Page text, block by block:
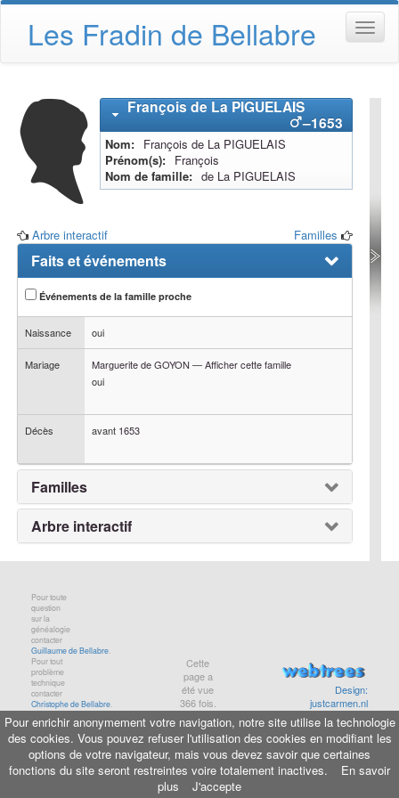
Les Fradin de Bellabre
Françoisde La PIGUELAIS
–1653
Nom Françoisde La PIGUELAIS
Prénom(s)
François
Nom de famille
de La PIGUELAIS
Arbre interactif Familles
Faits et événements
Événements de la famille proche
Naissance oui
Mariage Margueritede GOYON—Afficher cette famille
oui
Décès avant 1653
Familles
Arbre interactif
Pour toute
question
sur la
généalogie
contacter
Guillaume de Bellabre.
Pour tout
problème
technique
contacter
Christophe de Bellabre.
Cette
page a
été vue
366fois.
Design:
justcarmen.nl
Informations légales-Aide-Maison de Baglion
© copyrightbellabre.com, 2001-2026
Pour enrichir anonymement votre navigation, notre site utilise la technologie
des cookies. Vous pouvez refuser l'utilisation des cookies en modifiant les
options de votre navigateur, mais vous devez savoir que certaines
fonctions du site seront restreintes voire totalement inactives.
En savoir
plus
J'accepte